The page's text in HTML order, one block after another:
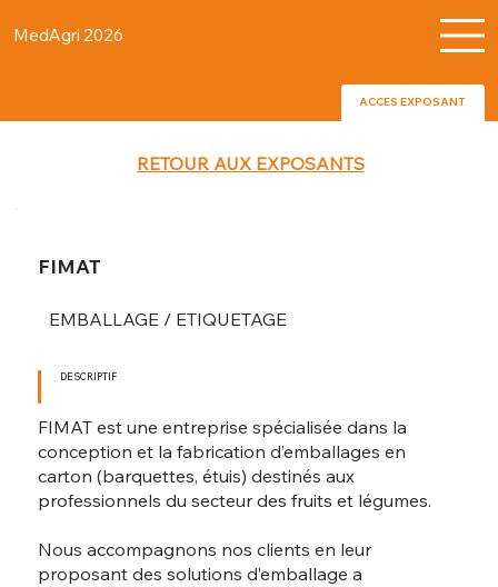
MedAgri 2026
ACCES EXPOSANT
FIMAT est une entreprise spécialisée dans la
conception et la fabrication d’emballages en
carton (barquettes, étuis) destinés aux
professionnels du secteur des fruits et légumes.
Nous accompagnons nos clients en leur
proposant des solutions d’emballage a
DESCRIPTIF
FIMAT
EMBALLAGE / ETIQUETAGE
RETOUR AUX EXPOSANTS